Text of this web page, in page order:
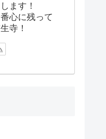
ます！
心に残って
寺！